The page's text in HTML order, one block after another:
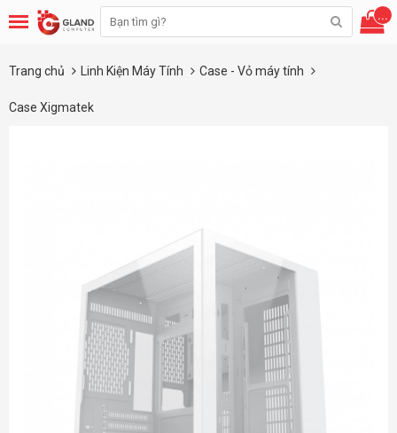
...
Trang chủ Linh Kiện Máy Tính Case - Vỏ máy tính
Case Xigmatek